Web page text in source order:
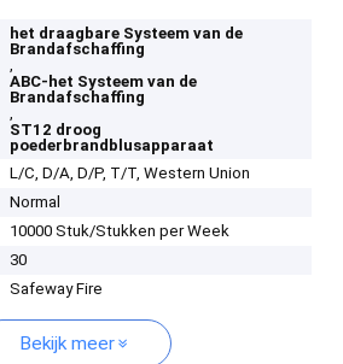
het draagbare Systeem van de
Brandafschaffing
,
ABC-het Systeem van de
Brandafschaffing
,
ST12 droog
poederbrandblusapparaat
L/C, D/A, D/P, T/T, Western Union
Normal
10000 Stuk/Stukken per Week
30
Safeway Fire
Bekijk meer